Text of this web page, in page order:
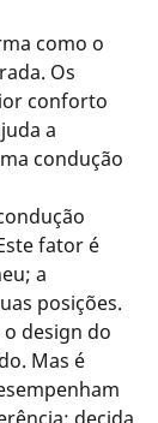
como o
Os
conforto
a
condução
fator é
a
posições.
design do
Mas é